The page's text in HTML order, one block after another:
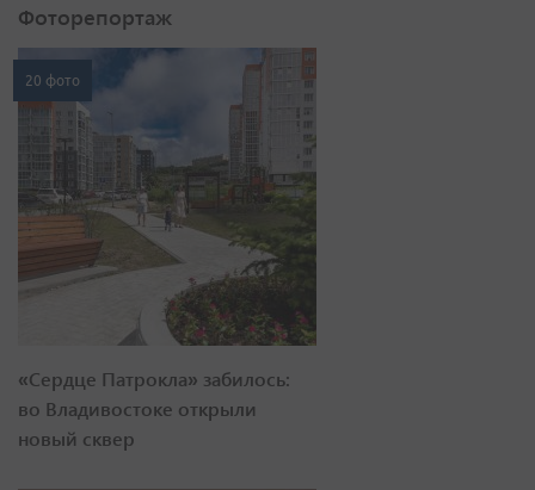
Фоторепортаж
20 фото
«Сердце Патрокла» забилось:
во Владивостоке открыли
новый сквер